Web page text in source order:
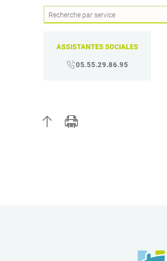
ASSISTANTES SOCIALES
05.55.29.86.95